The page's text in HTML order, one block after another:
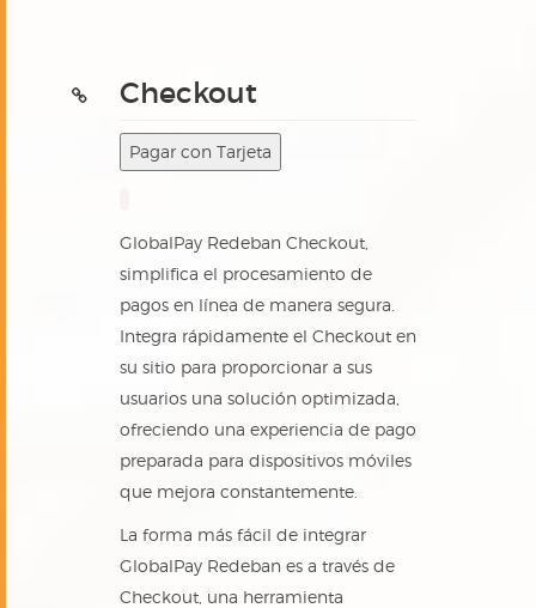
Checkout
Pagar con Tarjeta
GlobalPay Redeban Checkout,
simplifica el procesamiento de
pagos en línea de manera segura.
Integra rápidamente el Checkout en
su sitio para proporcionar a sus
usuarios una solución optimizada,
ofreciendo una experiencia de pago
preparada para dispositivos móviles
que mejora constantemente.
La forma más fácil de integrar
GlobalPay Redeban es a través de
Checkout, una herramienta